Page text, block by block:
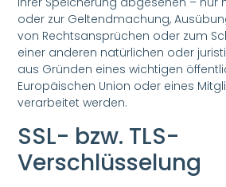
oder zur Geltendmachung,
von Rechtsansprüchen oder zum
einer anderen natürlichen oder
aus Gründen eines wichtigen
Europäischen Union oder eines
verarbeitet werden.
SSL- bzw. TLS-
Verschlüsselung